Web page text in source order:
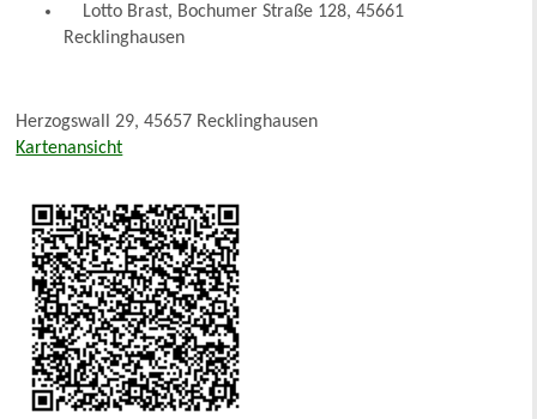
Lotto Brast, Bochumer Straße 128, 45661
Recklinghausen
Herzogswall 29, 45657 Recklinghausen
Kartenansicht